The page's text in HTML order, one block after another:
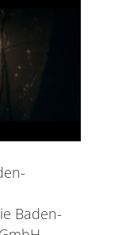
Baden-